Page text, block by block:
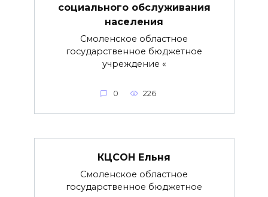
социального обслуживания
населения
Смоленское областное
государственное бюджетное
учреждение «
0 226
КЦСОН Ельня
Смоленское областное
государственное бюджетное